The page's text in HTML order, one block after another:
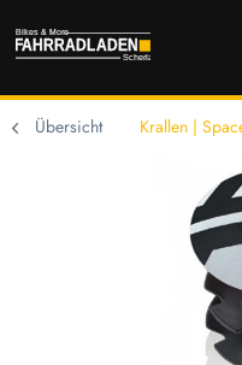
Übersicht Krallen |